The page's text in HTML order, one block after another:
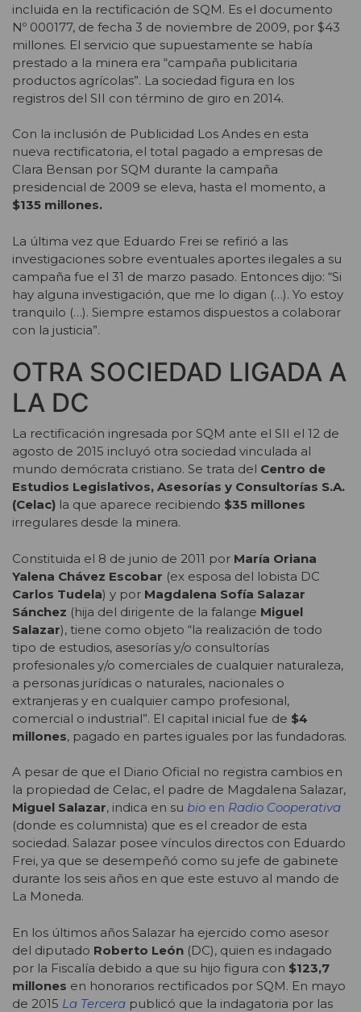
incluida en la rectificación de SQM. Es el documento
Nº 000177, de fecha 3 de noviembre de 2009, por $43
millones. El servicio que supuestamente se había
prestado a la minera era “campaña publicitaria
productos agrícolas”. La sociedad figura en los
registros del SII con término de giro en 2014.
Con la inclusión de Publicidad Los Andes en esta
nueva rectificatoria, el total pagado a empresas de
Clara Bensan por SQM durante la campaña
presidencial de 2009 se eleva, hasta el momento, a
$135 millones.
La última vez que Eduardo Frei se refirió a las
investigaciones sobre eventuales aportes ilegales a su
campaña fue el 31 de marzo pasado. Entonces dijo: “Si
hay alguna investigación, que me lo digan (…). Yo estoy
tranquilo (…). Siempre estamos dispuestos a colaborar
con la justicia”.
OTRA SOCIEDAD LIGADA A
LA DC
La rectificación ingresada por SQM ante el SII el 12 de
agosto de 2015 incluyó otra sociedad vinculada al
mundo demócrata cristiano. Se trata del Centro de
Estudios Legislativos, Asesorías y Consultorías S.A.
(Celac) la que aparece recibiendo $35 millones
irregulares desde la minera.
Constituida el 8 de junio de 2011 por María Oriana
Yalena Chávez Escobar (ex esposa del lobista DC
Carlos Tudela) y por Magdalena Sofía Salazar
Sánchez (hija del dirigente de la falange Miguel
Salazar), tiene como objeto “la realización de todo
tipo de estudios, asesorías y/o consultorías
profesionales y/o comerciales de cualquier naturaleza,
a personas jurídicas o naturales, nacionales o
extranjeras y en cualquier campo profesional,
comercial o industrial”. El capital inicial fue de $4
millones, pagado en partes iguales por las fundadoras.
A pesar de que el Diario Oficial no registra cambios en
la propiedad de Celac, el padre de Magdalena Salazar,
Miguel Salazar, indica en su bio en Radio Cooperativa
(donde es columnista) que es el creador de esta
sociedad. Salazar posee vínculos directos con Eduardo
Frei, ya que se desempeñó como su jefe de gabinete
durante los seis años en que este estuvo al mando de
La Moneda.
En los últimos años Salazar ha ejercido como asesor
del diputado Roberto León (DC), quien es indagado
por la Fiscalía debido a que su hijo figura con $123,7
millones en honorarios rectificados por SQM. En mayo
de 2015 La Tercera publicó que la indagatoria por las